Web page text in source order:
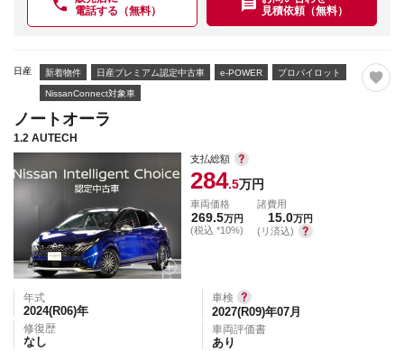
電話する（無料）
見積依頼（無料）
日産 新着物件 日産プレミアム認定中古車 e-POWER プロパイロット
NissanConnect対象車
ノートオーラ
1.2 AUTECH
支払総額
284.5万円
車両価格
269.5万円
(税込 *10%)
諸費用
15.0万円
(リ済込)
年式
2024(R06)年
修復歴
なし
車検
2027(R09)年07月
車両評価書
あり